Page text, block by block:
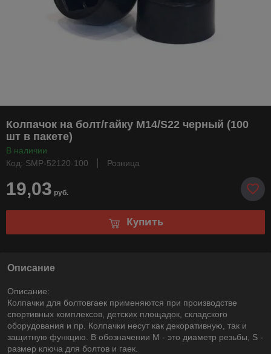
Колпачок на болт/гайку М14/S22 черный (100
шт в пакете)
В наличии
Код: SMP-52120-100
Розница
19,03 руб.
Купить
Описание
Описание:
Колпачки для болтовгаек применяются при производстве
спортивных комплексов, детских площадок, складского
оборудования и пр. Колпачки несут как декоративную, так и
защитную функцию. В обозначении М - это диаметр резьбы, S -
размер ключа для болтов и гаек.